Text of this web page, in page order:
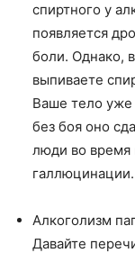
спиртного у
появляется
боли. Однако,
выпиваете
Ваше тело уже
без боя оно
люди во время
галлюцинации.
Алкоголизм
Давайте